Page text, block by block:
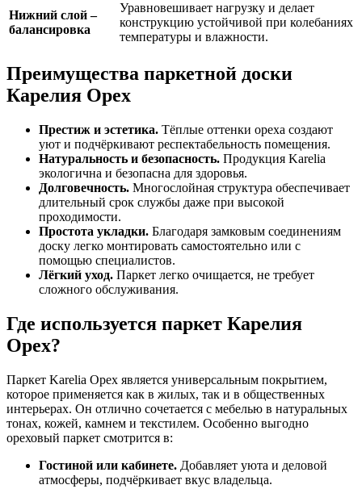
Нижний слой –
балансировка
Уравновешивает нагрузку и делает
конструкцию устойчивой при колебаниях
температуры и влажности.
Преимущества паркетной доски
Карелия Орех
Престиж и эстетика. Тёплые оттенки ореха создают
уют и подчёркивают респектабельность помещения.
Натуральность и безопасность. Продукция Karelia
экологична и безопасна для здоровья.
Долговечность. Многослойная структура обеспечивает
длительный срок службы даже при высокой
проходимости.
Простота укладки. Благодаря замковым соединениям
доску легко монтировать самостоятельно или с
помощью специалистов.
Лёгкий уход. Паркет легко очищается, не требует
сложного обслуживания.
Где используется паркет Карелия
Орех?
Паркет Karelia Орех является универсальным покрытием,
которое применяется как в жилых, так и в общественных
интерьерах. Он отлично сочетается с мебелью в натуральных
тонах, кожей, камнем и текстилем. Особенно выгодно
ореховый паркет смотрится в:
Гостиной или кабинете. Добавляет уюта и деловой
атмосферы, подчёркивает вкус владельца.